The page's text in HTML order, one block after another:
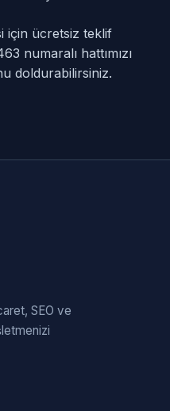
için ücretsiz teklif
numaralı hattımızı
doldurabilirsiniz.
SEO ve